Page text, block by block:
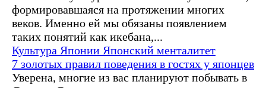
формировавшаяся на протяжении многих
веков. Именно ей мы обязаны появлением
таких понятий как икебана,...
Культура Японии Японский менталитет
7 золотых правил поведения в гостях у японцев
Уверена, многие из вас планируют побывать в